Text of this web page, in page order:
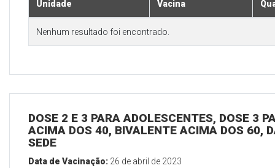
Unidade Vacina
Nenhum resultado foi encontrado.
DOSE 2 E 3 PARA ADOLESCENTES, DOSE 3
ACIMA DOS 40, BIVALENTE ACIMA DOS 60,
SEDE
Data de Vacinação: 26 de abril de 2023